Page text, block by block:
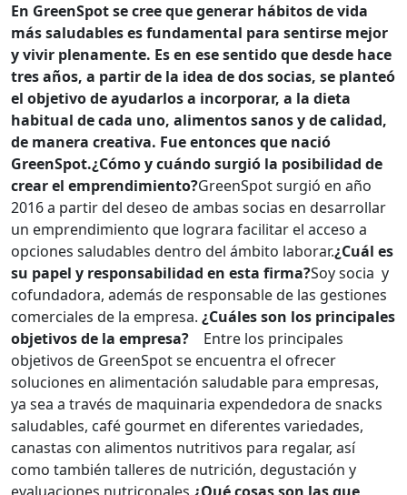
En GreenSpot se cree que generar hábitos de vida
más saludables es fundamental para sentirse mejor
y vivir plenamente. Es en ese sentido que desde hace
tres años, a partir de la idea de dos socias, se planteó
el ​objetivo de ayudarlos a incorporar, a la dieta
habitual de cada uno, alimentos sanos y de calidad,
de manera creativa. Fue entonces que nació
GreenSpot.¿Cómo y cuándo surgió la posibilidad de
crear el emprendimiento?GreenSpot surgió en año
2016 a partir del deseo de ambas socias en desarrollar
un emprendimiento que lograra facilitar el acceso a
opciones saludables dentro del ámbito laborar.¿Cuál es
su papel y responsabilidad en esta firma?Soy socia y
cofundadora, además de responsable de las gestiones
comerciales de la empresa. ¿Cuáles son los principales
objetivos de la empresa? Entre los principales
objetivos de GreenSpot se encuentra el ofrecer
soluciones en alimentación saludable para empresas,
ya sea a través de maquinaria expendedora de snacks
saludables, café gourmet en diferentes variedades,
canastas con alimentos nutritivos para regalar, así
como también talleres de nutrición, degustación y